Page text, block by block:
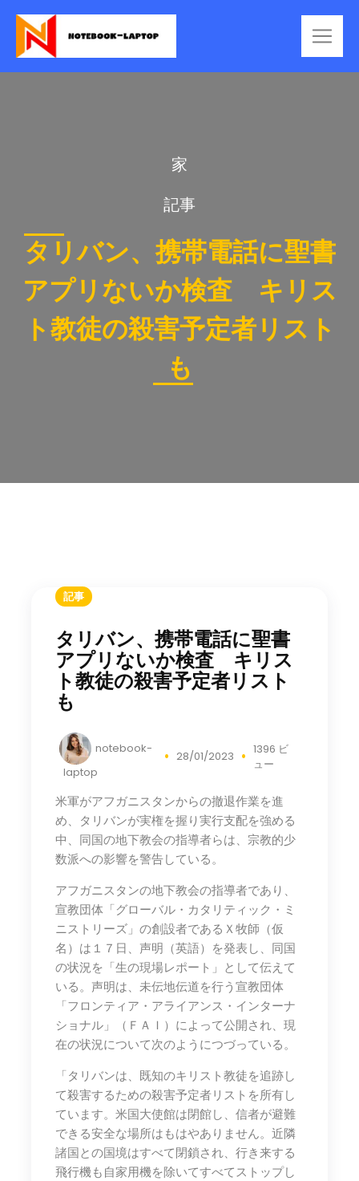
家
記事
タリバン、携帯電話に聖書
アプリないか検査 キリス
ト教徒の殺害予定者リスト
も
記事
タリバン、携帯電話に聖書
アプリないか検査 キリス
ト教徒の殺害予定者リスト
も
notebook-
laptop
28/01/2023
1396 ビ
ュー
米軍がアフガニスタンからの撤退作業を進
め、タリバンが実権を握り実行支配を強める
中、同国の地下教会の指導者らは、宗教的少
数派への影響を警告している。
アフガニスタンの地下教会の指導者であり、
宣教団体「グローバル・カタリティック・ミ
ニストリーズ」の創設者であるＸ牧師（仮
名）は１７日、声明（英語）を発表し、同国
の状況を「生の現場レポート」として伝えて
いる。声明は、未伝地伝道を行う宣教団体
「フロンティア・アライアンス・インターナ
ショナル」（ＦＡＩ）によって公開され、現
在の状況について次のようにつづっている。
「タリバンは、既知のキリスト教徒を追跡し
て殺害するための殺害予定者リストを所有し
ています。米国大使館は閉館し、信者が避難
できる安全な場所はもはやありません。近隣
諸国との国境はすべて閉鎖され、行き来する
飛行機も自家用機を除いてすべてストップし